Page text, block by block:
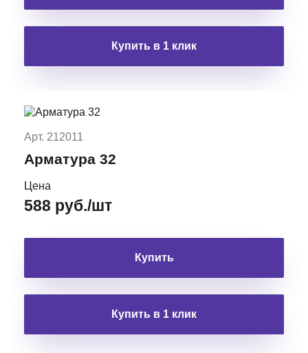
Купить в 1 клик
Арт. 212011
Арматура 32
Цена
588 руб./шт
Купить
Купить в 1 клик